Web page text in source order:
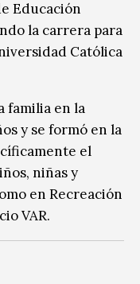
Educación
la carrera para
Católica
familia en la
y se formó en la
el
niñas y
en Recreación
VAR.